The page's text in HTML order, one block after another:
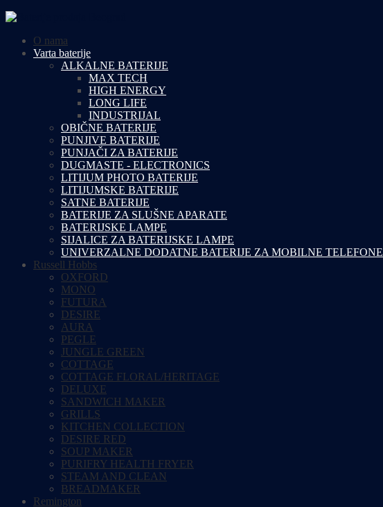
O nama
Varta baterije
ALKALNE BATERIJE
MAX TECH
HIGH ENERGY
LONG LIFE
INDUSTRIJAL
OBIČNE BATERIJE
PUNJIVE BATERIJE
PUNJAČI ZA BATERIJE
DUGMASTE - ELECTRONICS
LITIJUM PHOTO BATERIJE
LITIJUMSKE BATERIJE
SATNE BATERIJE
BATERIJE ZA SLUŠNE APARATE
BATERIJSKE LAMPE
SIJALICE ZA BATERIJSKE LAMPE
UNIVERZALNE DODATNE BATERIJE ZA MOBILNE TELEFONE
Russell Hobbs
OXFORD
MONO
FUTURA
DESIRE
AURA
PEGLE
JUNGLE GREEN
COTTAGE
COTTAGE FLORAL/HERITAGE
DELUXE
SANDWICH MAKER
GRILLS
KITCHEN COLLECTION
DESIRE RED
SOUP MAKER
PURIFRY HEALTH FRYER
STEAM AND CLEAN
BREADMAKER
Remington